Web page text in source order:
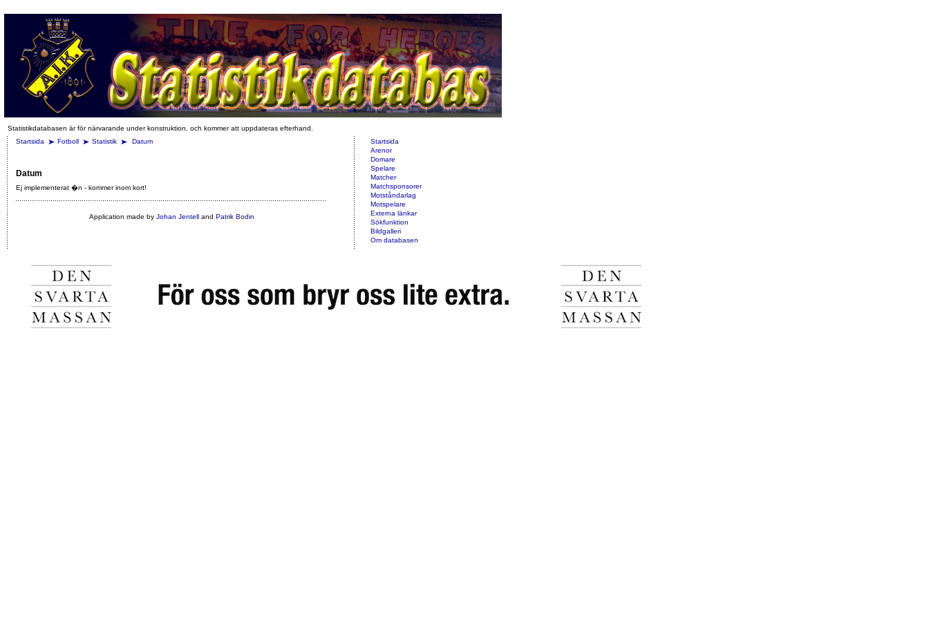
Statistikdatabasen är för närvarande under konstruktion, och kommer att uppdateras efterhand.
Startsida
Fotboll Statistik Datum
Datum
Ej implementerat �n - kommer inom kort!
Application made by Johan Jentelland Patrik Bodin
Startsida
Arenor
Domare
Spelare
Matcher
Matchsponsorer
Motståndarlag
Motspelare
Externa länkar
Sökfunktion
Bildgalleri
Om databasen